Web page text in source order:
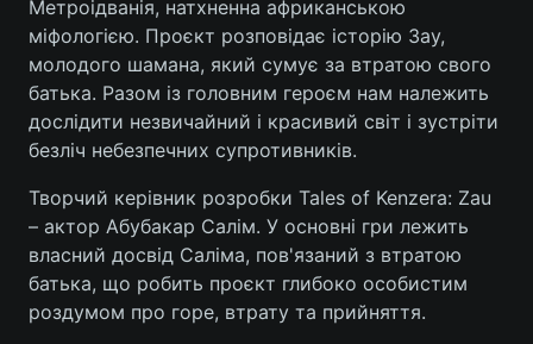
Метроідванія, натхненна африканською
міфологією. Проєкт розповідає історію Зау,
молодого шамана, який сумує за втратою свого
батька. Разом із головним героєм нам належить
дослідити незвичайний і красивий світ і зустріти
безліч небезпечних супротивників.
Творчий керівник розробки Tales of Kenzera: Zau
– актор Абубакар Салім. У основні гри лежить
власний досвід Саліма, пов'язаний з втратою
батька, що робить проєкт глибоко особистим
роздумом про горе, втрату та прийняття.